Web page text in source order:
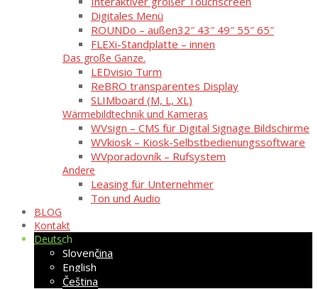
Digitales Menü
ROUNDo – außen32″ 43″ 49″ 55″ 65″
FLEXi-Standplatte – innen
Das große Ganze.
LEDvisio Turm
ReBRO transparentes Display
SLIMboard (M, L, XL)
Wärmebildtechnik und Kameras
WVsign – CMS für Digital Signage Bildschirme
WVkiosk – Kiosk-Selbstbedienungssoftware
WVporadovník – Rufsystem
Andere
Leasing für Unternehmer
Ton und Audio
BLOG
Kontakt
Deutsch
Slovenčina
English
Čeština